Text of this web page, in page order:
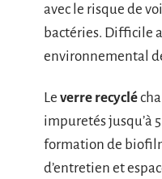
avec le risque de
bactéries. Difficile
environnemental
Le verre recyclé
impuretés jusqu’à
formation de
d’entretien et